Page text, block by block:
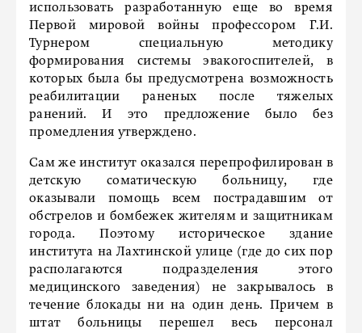
использовать разработанную еще во время
Первой мировой войны профессором Г.И.
Турнером специальную методику
формирования системы эвакогоспителей, в
которых была бы предусмотрена возможность
реабилитации раненых после тяжелых
ранений. И это предложение было без
промедления утверждено.
Сам же институт оказался перепрофилирован в
детскую соматическую больницу, где
оказывали помощь всем пострадавшим от
обстрелов и бомбежек жителям и защитникам
города. Поэтому историческое здание
института на Лахтинской улице (где до сих пор
располагаются подразделения этого
медицинского заведения) не закрывалось в
течение блокады ни на один день. Причем в
штат больницы перешел весь персонал